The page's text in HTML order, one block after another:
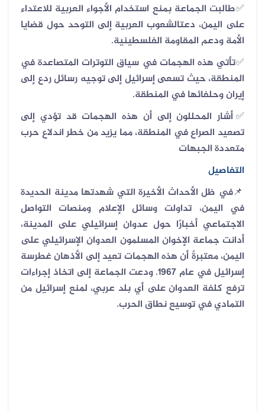
✅طالبت الجماعة بمنع استخدام الأجواء العربية للاعتداء
على اليمن، دعتالشعوب العربية إلى التوحد حول قضايا
الأمة ودعم المقاومة الفلسطينية.
✅تأتي هذه الهجمات في سياق التوترات المتصاعدة في
المنطقة، حيث تسعى إسرائيل إلى توجيه رسائل ردع إلى
إيران وحلفائها في المنطقة.
✅أشار المحللون إلى أن هذه الهجمات قد تؤدي إلى
تصعيد الصراع في المنطقة، مما يزيد من خطر اندلاع حرب
متعددة الجبهات
التفاصيل
📌في ظل الأحداث الأخيرة التي شهدتها مدينة الحديدة
في اليمن، تداولت وسائل الإعلام ومنصات التواصل
الاجتماعي أخبارًا حول عدوان إسرائيلي على المدينة،
أدانت جماعة الإخوان المسلمون العدوان الإسرائيلي على
اليمن، معتبرةً أن هذه الهجمات تعيد إلى الأذهان غطرسة
إسرائيل في عام 1967. ودعت الجماعة إلى اتخاذ إجراءات
ترفع كلفة العدوان على أي بلد عربي، لمنع إسرائيل من
التمادي في توسيع نطاق الحرب.